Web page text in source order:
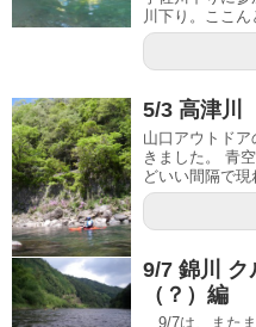
川下り。ここん
5/3 高津川
山口アウトド
きました。 青
どいい間隔で現
9/7 錦川 ク
（？）編
9/7は、また